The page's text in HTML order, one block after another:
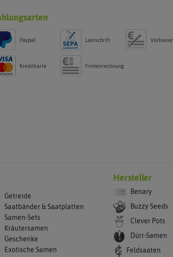
Paypal Lastschrift Vorkasse
Kreditkarte Firmenrechnung
Getreide
Saatbänder & Saatplatten
Samen-Sets
Kräutersamen
Geschenke
Exotische Samen
Hersteller
Benary
Buzzy Seeds
Clever Pots
Dürr-Samen
Feldsaaten